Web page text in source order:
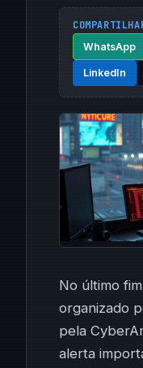
WhatsApp
LinkedIn
No último
organizado
pela
alerta